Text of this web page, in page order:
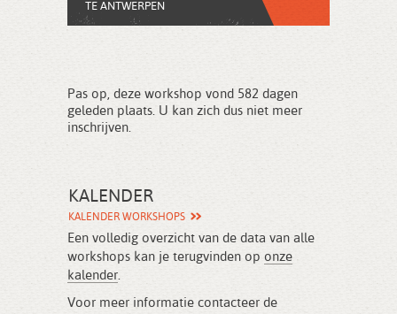
TE ANTWERPEN
Pas op, deze workshop vond 582 dagen
geleden plaats. U kan zich dus niet meer
inschrijven.
KALENDER
KALENDER WORKSHOPS
Een volledig overzicht van de data van alle
workshops kan je terugvinden op onze
kalender.
Voor meer informatie contacteer de